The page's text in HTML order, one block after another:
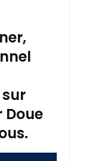
Doue